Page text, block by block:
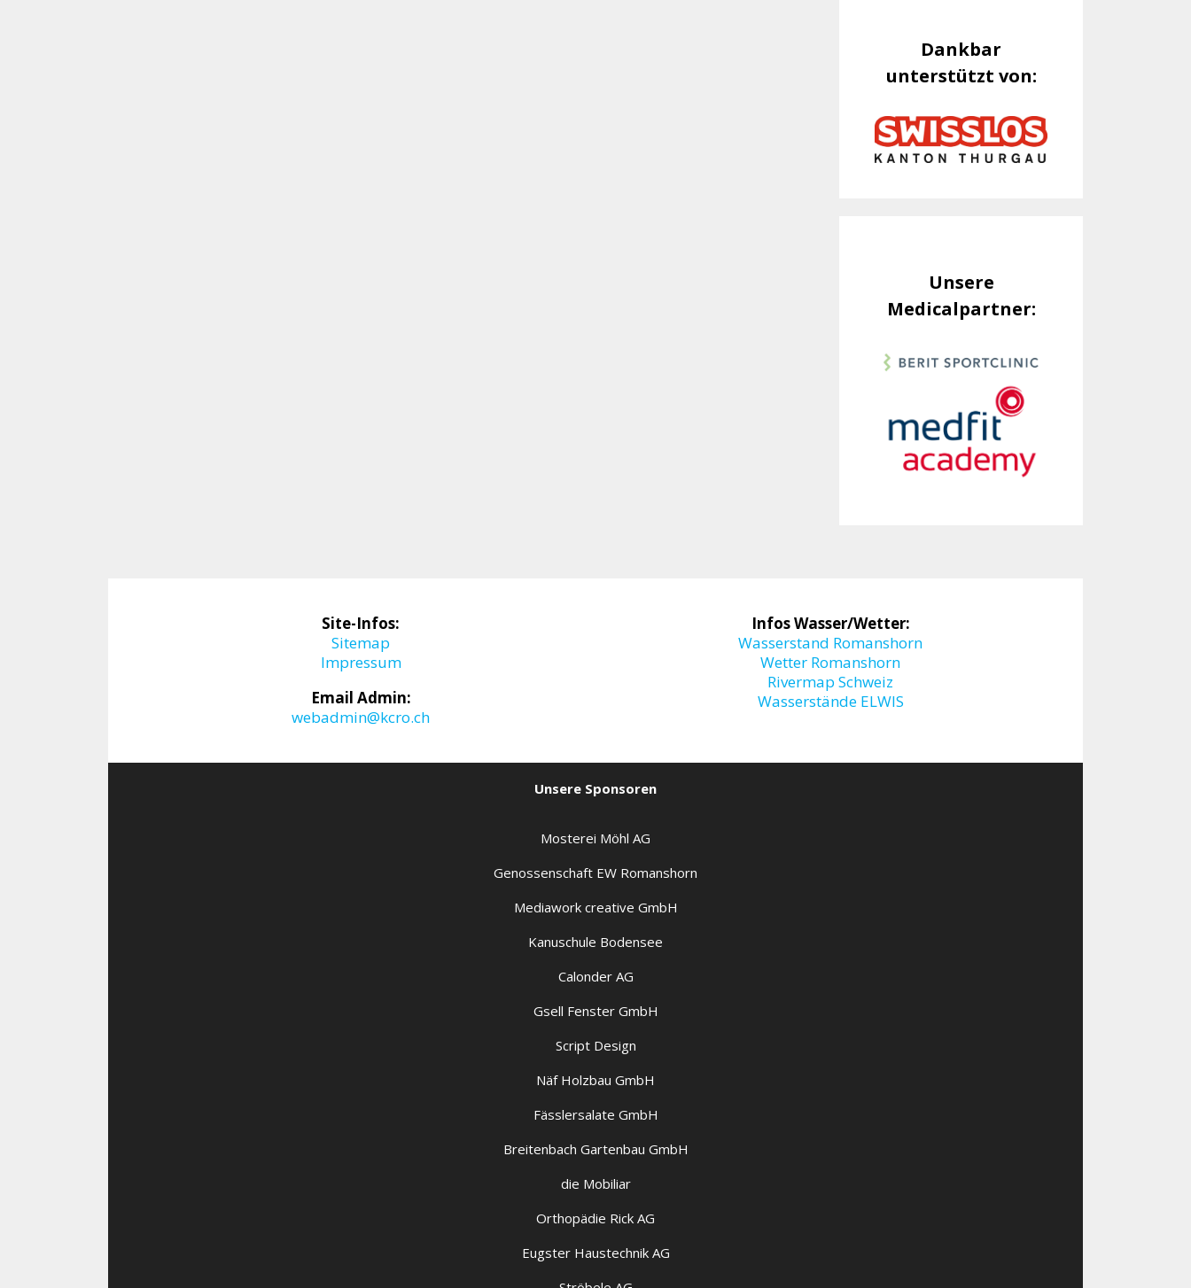
Dankbar
unterstützt von:
Unsere
Medicalpartner:
Site-Infos:
Sitemap
Impressum
Email Admin:
webadmin@kcro.ch
Infos Wasser/Wetter:
Wasserstand Romanshorn
Wetter Romanshorn
Rivermap Schweiz
Wasserstände ELWIS
Unsere Sponsoren
Mosterei Möhl AG
Genossenschaft EW Romanshorn
Mediawork creative GmbH
Kanuschule Bodensee
Calonder AG
Gsell Fenster GmbH
Script Design
Näf Holzbau GmbH
Fässlersalate GmbH
Breitenbach Gartenbau GmbH
die Mobiliar
Orthopädie Rick AG
Eugster Haustechnik AG